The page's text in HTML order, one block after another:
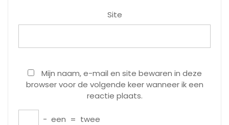
Site
Mijn naam, e-mail en site bewaren in deze
browser voor de volgende keer wanneer ik een
reactie plaats.
− een = twee